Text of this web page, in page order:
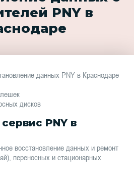
PNY в
дисков
PNY в
восстановление данных и ремонт
переносных и стационарных